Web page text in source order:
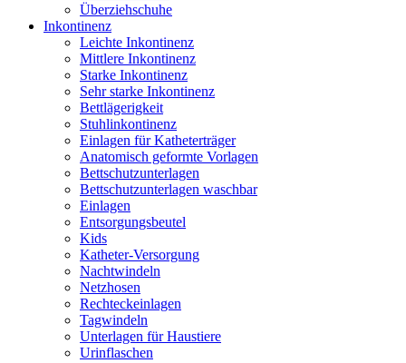
Überziehschuhe
Inkontinenz
Leichte Inkontinenz
Mittlere Inkontinenz
Starke Inkontinenz
Sehr starke Inkontinenz
Bettlägerigkeit
Stuhlinkontinenz
Einlagen für Katheterträger
Anatomisch geformte Vorlagen
Bettschutzunterlagen
Bettschutzunterlagen waschbar
Einlagen
Entsorgungsbeutel
Kids
Katheter-Versorgung
Nachtwindeln
Netzhosen
Rechteckeinlagen
Tagwindeln
Unterlagen für Haustiere
Urinflaschen